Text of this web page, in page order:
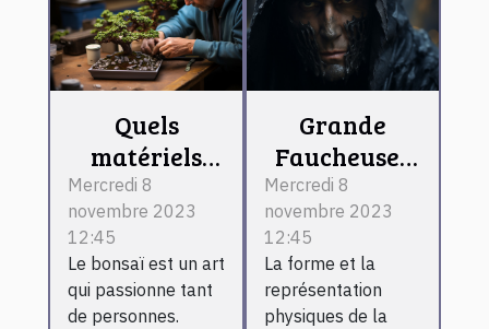
Quels
matériels
pour réaliser
un bonsaï ?
Mercredi 8
novembre 2023
12:45
Le bonsaï est un art
qui passionne tant
de personnes.
Grande
Faucheuse :
que retenir ?
Mercredi 8
novembre 2023
12:45
La forme et la
représentation
physiques de la